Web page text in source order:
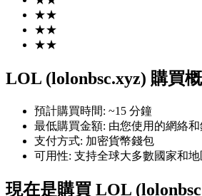
幣本位永續
以數字貨幣為保證金的永續合約
★★
★★
★★
LOL (lolonbsc.xyz) 購買
預計購買時間: ~15 分鐘
最低購買金額: 由您使用的網絡和
支付方式: 加密貨幣錢包
可用性: 支持全球大多數國家和地
現在是購買 LOL